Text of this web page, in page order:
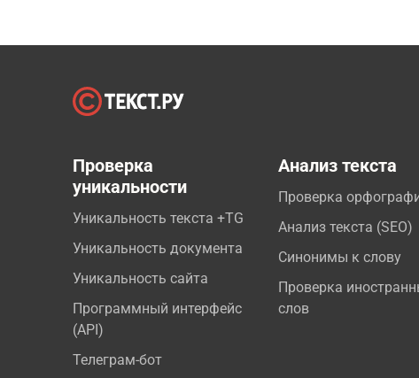
Проверка
уникальности
Уникальность текста +TG
Уникальность документа
Уникальность сайта
Программный интерфейс
(API)
Телеграм-бот
Анализ текста
Проверка
Анализ текста (SEO)
Синонимы к слову
Проверка
слов